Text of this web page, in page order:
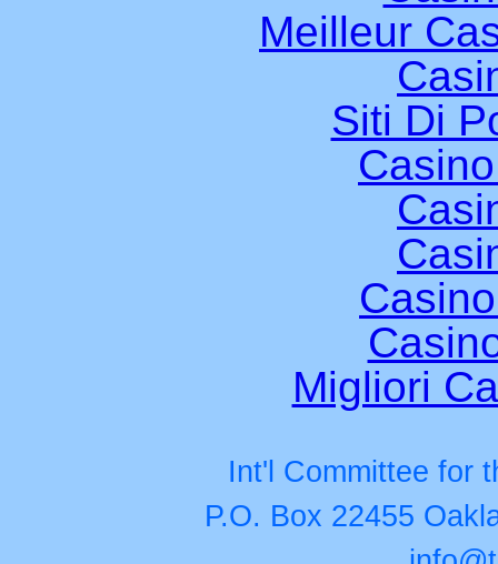
Meilleur
Siti Di
Migliori
Int'l Committee for
P.O. Box 22455